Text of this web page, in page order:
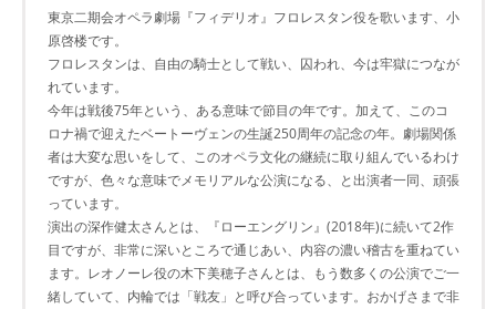
東京二期会オペラ劇場『フィデリオ』フロレスタン役を歌います、小
原啓楼です。
フロレスタンは、自由の騎士として戦い、囚われ、今は牢獄につなが
れています。
今年は戦後75年という、ある意味で節目の年です。加えて、このコ
ロナ禍で迎えたベートーヴェンの生誕250周年の記念の年。劇場関係
者は大変な思いをして、このオペラ文化の継続に取り組んでいるわけ
ですが、色々な意味でメモリアルな公演になる、と出演者一同、頑張
っています。
演出の深作健太さんとは、『ローエングリン』(2018年)に続いて2作
目ですが、非常に深いところで通じあい、内容の濃い稽古を重ねてい
ます。レオノーレ役の木下美穂子さんとは、もう数多くの公演でご一
緒していて、内輪では「戦友」と呼び合っています。おかげさまで非